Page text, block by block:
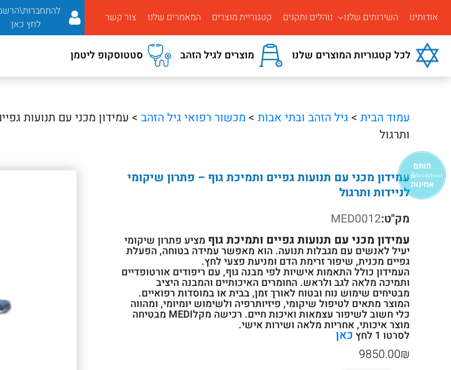
אודותינו השירותים שלנו נוהלים ותקנים קטגוריית מוצרים המאמרים שלנו צור קשר
לחץ כאן
לכל קטגוריות המוצרים שלנו מוצרים לגיל הזהב סטטוסקופ ליטמן
עמוד הבית > גיל הזהב ובתי אבות > מכשור רפואי גיל הזהב > עמידון מכני עם תנועות
ותרגול
עמידון מכני עם תנועות גפיים ותמיכת גוף – פתרון שיקומי
לניידות ותרגול
מק"ט:MED0012
עמידון מכני עם תנועות גפיים ותמיכת גוף מציע פתרון שיקומי
יעיל לאנשים עם מגבלות תנועה. הוא מאפשר עמידה בטוחה, הפעלת
גפיים מכנית, שיפור זרימת הדם ומניעת פצעי לחץ.
העמידון כולל התאמות אישיות לפי מבנה גוף, עם ריפודים אורטופדיים
ותמיכה מלאה לגב ולראש. החומרים האיכותיים והמבנה היציב
מבטיחים שימוש נוח ובטוח לאורך זמן, בבית או במוסדות רפואיים.
המוצר מתאים לטיפול שיקומי, פיזיותרפיה ולשימוש יומיומי, ומהווה
כלי חשוב לשיפור עצמאות ואיכות חיים. רכישה מקלMEDI מבטיחה
מוצר איכותי, אחריות מלאה ושירות אישי.
לסרטו 1 לחץ
כאן
₪
9850.00